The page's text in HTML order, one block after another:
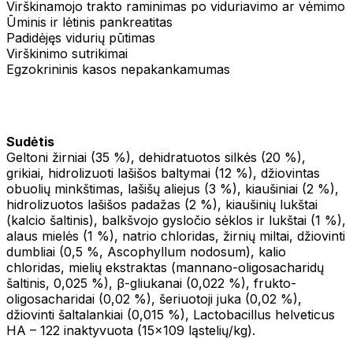
Virškinamojo trakto raminimas po viduriavimo ar vėmimo
Ūminis ir lėtinis pankreatitas
Padidėjęs vidurių pūtimas
Virškinimo sutrikimai
Egzokrininis kasos nepakankamumas
Sudėtis
Geltoni žirniai (35 %), dehidratuotos silkės (20 %),
grikiai, hidrolizuoti lašišos baltymai (12 %), džiovintas
obuolių minkštimas, lašišų aliejus (3 %), kiaušiniai (2 %),
hidrolizuotos lašišos padažas (2 %), kiaušinių lukštai
(kalcio šaltinis), balkšvojo gysločio sėklos ir lukštai (1 %),
alaus mielės (1 %), natrio chloridas, žirnių miltai, džiovinti
dumbliai (0,5 %, Ascophyllum nodosum), kalio
chloridas, mielių ekstraktas (mannano-oligosacharidų
šaltinis, 0,025 %), β-gliukanai (0,022 %), frukto-
oligosacharidai (0,02 %), šeriuotoji juka (0,02 %),
džiovinti šaltalankiai (0,015 %), Lactobacillus helveticus
HA – 122 inaktyvuota (15x109 ląstelių/kg).